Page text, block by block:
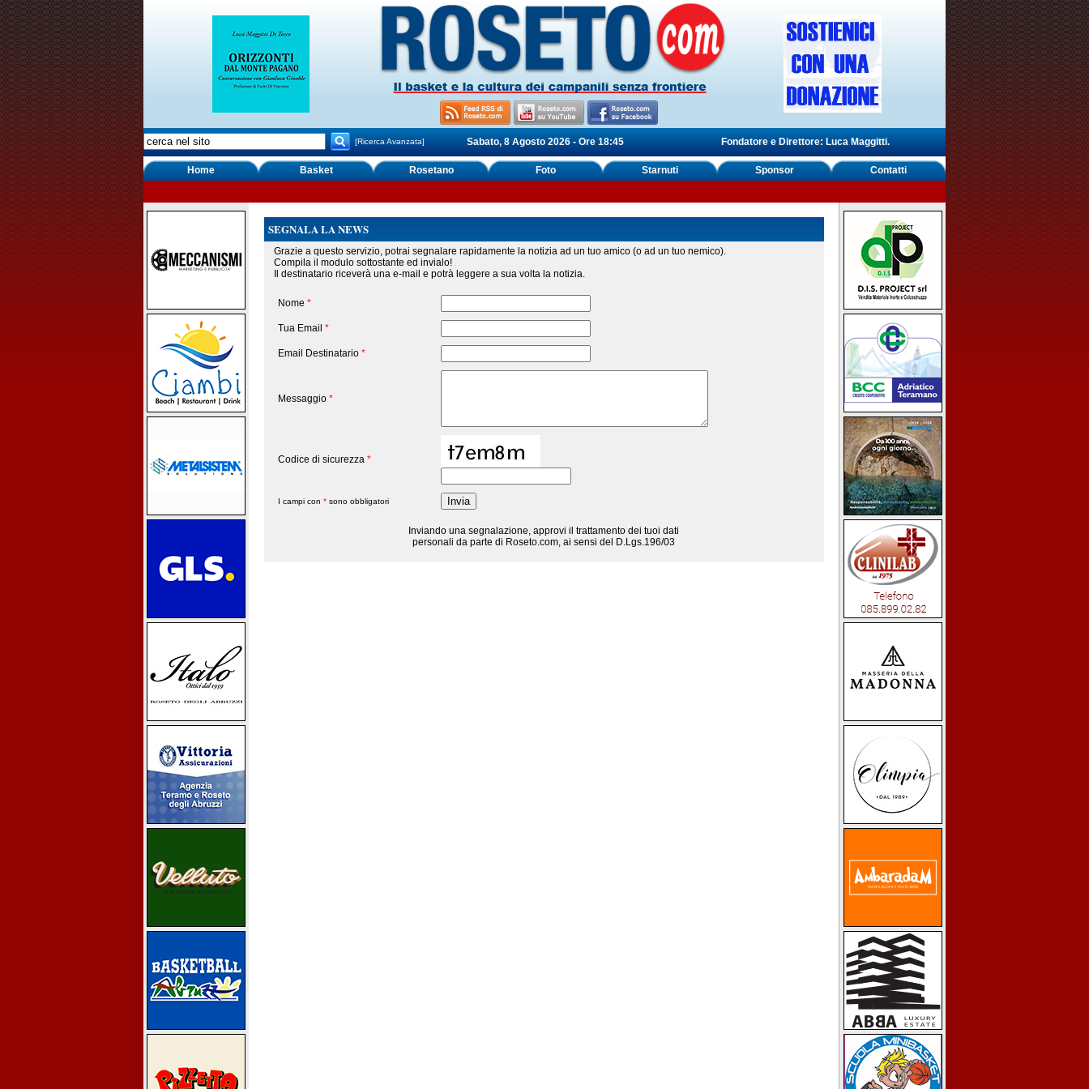
[Ricerca Avanzata] Sabato, 8 Agosto 2026 - Ore 18:45 Fondatore e Direttore: Luca Maggitti.
Home Basket Rosetano Foto Starnuti Sponsor Contatti
SEGNALA LA NEWS
Grazie a questo servizio, potrai segnalare rapidamente la notizia ad un tuo amico (o ad un tuo nemico).
Compila il modulo sottostante ed invialo!
Il destinatario riceverà una e-mail e potrà leggere a sua volta la notizia.
Nome *
Tua Email *
Email Destinatario *
Messaggio *
Codice di sicurezza *
I campi con *sono obbligatori
Inviando una segnalazione, approvi il trattamento dei tuoi dati
personali da parte di Roseto.com, ai sensi del D.Lgs.196/03